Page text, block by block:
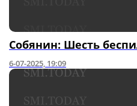
Собянин: Шесть
6-07-2025, 19:09